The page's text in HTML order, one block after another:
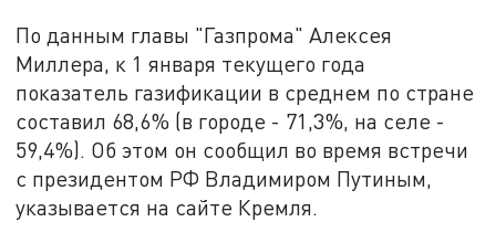
По данным главы "Газпрома" Алексея
Миллера, к 1 января текущего года
показатель газификации в среднем по стране
составил 68,6% (в городе - 71,3%, на селе -
59,4%). Об этом он сообщил во время встречи
с президентом РФ Владимиром Путиным,
указывается на сайте Кремля.